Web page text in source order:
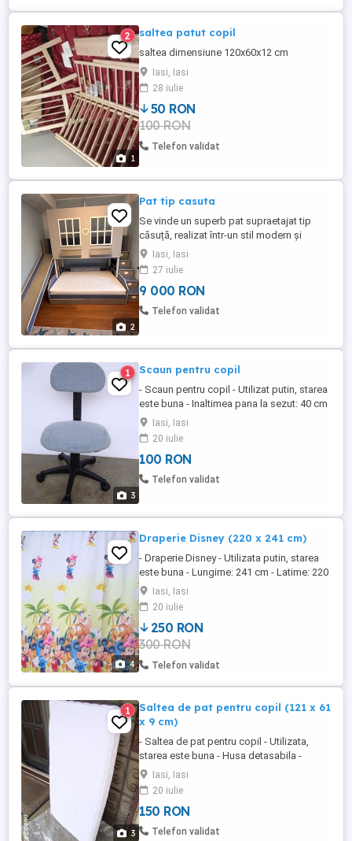
1
2 saltea patut copil
saltea dimensiune 120x60x12 cm
Iasi, Iasi
28 iulie
50 RON
100 RON
Telefon validat
2
Pat tip casuta
Se vinde un superb pat supraetajat tip
căsuță, realizat într-un stil modern și
elegant pe comanda, perfect pentru o
cameră de copii deosebită. Menționez că
este utilizat de 2-3 ori. Patul îmbină perfect
utilitatea cu designul: scară laterală
tobogan lateral seratare depozitare
Iasi, Iasi
27 iulie
9 000 RON
Telefon validat
3
1 Scaun pentru copil
- Scaun pentru copil - Utilizat putin, starea
este buna - Inaltimea pana la sezut: 40 cm
- Inaltimea totala: 79 cm - Dimensiunile
sezutului: 38 x 38 cm - Pret: 100 de lei
Iasi, Iasi
20 iulie
100 RON
Telefon validat
4
Draperie Disney (220 x 241 cm)
- Draperie Disney - Utilizata putin, starea
este buna - Lungime: 241 cm - Latime: 220
cm - Pret: 250 de lei - Pozele sunt reale -
Gratuit pentru cine cumpara draperia: o
mascota Mickey Mouse din pluș, 35 cm
Iasi, Iasi
20 iulie
250 RON
300 RON
Telefon validat
3
1
Saltea de pat pentru copil (121 x 61
x 9 cm)
- Saltea de pat pentru copil - Utilizata,
starea este buna - Husa detasabila -
Dimensiuni: lungime=121,5 cm; latime=61
cm; grosime=9 cm - Poze reale - Pret: 150
de lei
Iasi, Iasi
20 iulie
150 RON
Telefon validat